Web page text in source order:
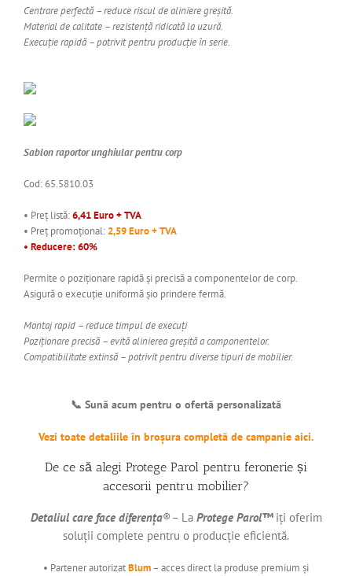
Centrare perfectă – reduce riscul de aliniere greșită.
Material de calitate – rezistență ridicată la uzură.
Execuție rapidă – potrivit pentru producție în serie.
Sablon raportor unghiular pentru corp
Cod: 65.5810.03
• Preț listă:6,41 Euro + TVA
• Preț promoțional:2,59 Euro + TVA
• Reducere: 60%
Permite o poziționare rapidă și precisă a componentelor de corp.
Asigură o execuție uniformă șio prindere fermă.
Montaj rapid – reduce timpul de execuți
Poziționare precisă – evită alinierea greșită a componentelor.
Compatibilitate extinsă – potrivit pentru diverse tipuri de mobilier.
📞 Sună acum pentru o ofertă personalizată
Vezi toate detaliile în broșura completă de campanie aici.
De ce să alegi Protege Parol pentru feronerie și
accesorii pentru mobilier?
Detaliul care face diferența®– La Protege Parol™iți oferim
soluții complete pentru o producție eficientă.
• Partener autorizatBlum– acces direct la produse premium și